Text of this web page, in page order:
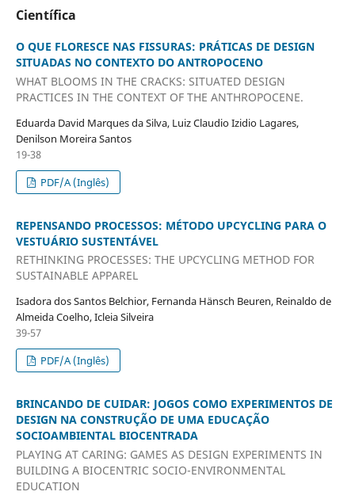
Científica
O QUE FLORESCE NAS FISSURAS: PRÁTICAS DE DESIGN
SITUADAS NO CONTEXTO DO ANTROPOCENO
WHAT BLOOMS IN THE CRACKS: SITUATED DESIGN
PRACTICES IN THE CONTEXT OF THE ANTHROPOCENE.
Eduarda David Marques da Silva, Luiz Claudio Izidio Lagares,
Denilson Moreira Santos
19-38
PDF/A (Inglês)
REPENSANDO PROCESSOS: MÉTODO UPCYCLING PARA O
VESTUÁRIO SUSTENTÁVEL
RETHINKING PROCESSES: THE UPCYCLING METHOD FOR
SUSTAINABLE APPAREL
Isadora dos Santos Belchior, Fernanda Hänsch Beuren, Reinaldo de
Almeida Coelho, Icleia Silveira
39-57
PDF/A (Inglês)
BRINCANDO DE CUIDAR: JOGOS COMO EXPERIMENTOS DE
DESIGN NA CONSTRUÇÃO DE UMA EDUCAÇÃO
SOCIOAMBIENTAL BIOCENTRADA
PLAYING AT CARING: GAMES AS DESIGN EXPERIMENTS IN
BUILDING A BIOCENTRIC SOCIO-ENVIRONMENTAL
EDUCATION